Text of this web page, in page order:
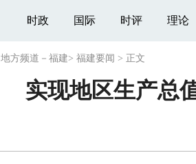
时政 国际 时评 理论
地方频道－福建> 福建要闻 > 正文
实现地区生产总